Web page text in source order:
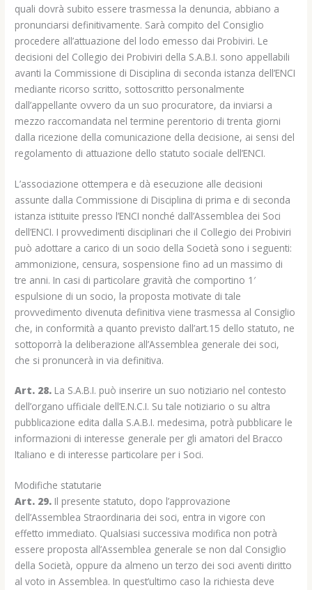
quali dovrà subito essere trasmessa la denuncia, abbiano a
pronunciarsi definitivamente. Sarà compito del Consiglio
procedere all’attuazione del lodo emesso dai Probiviri. Le
decisioni del Collegio dei Probiviri della S.A.B.I. sono appellabili
avanti la Commissione di Disciplina di seconda istanza dell’ENCI
mediante ricorso scritto, sottoscritto personalmente
dall’appellante ovvero da un suo procuratore, da inviarsi a
mezzo raccomandata nel termine perentorio di trenta giorni
dalla ricezione della comunicazione della decisione, ai sensi del
regolamento di attuazione dello statuto sociale dell’ENCI.
L’associazione ottempera e dà esecuzione alle decisioni
assunte dalla Commissione di Disciplina di prima e di seconda
istanza istituite presso l’ENCI nonché dall’Assemblea dei Soci
dell’ENCI. I provvedimenti disciplinari che il Collegio dei Probiviri
può adottare a carico di un socio della Società sono i seguenti:
ammonizione, censura, sospensione fino ad un massimo di
tre anni. In casi di particolare gravità che comportino 1′
espulsione di un socio, la proposta motivate di tale
provvedimento divenuta definitiva viene trasmessa al Consiglio
che, in conformità a quanto previsto dall’art.15 dello statuto, ne
sottoporrà la deliberazione all’Assemblea generale dei soci,
che si pronuncerà in via definitiva.
Art. 28. La S.A.B.I. può inserire un suo notiziario nel contesto
dell’organo ufficiale dell’E.N.C.I. Su tale notiziario o su altra
pubblicazione edita dalla S.A.B.I. medesima, potrà pubblicare le
informazioni di interesse generale per gli amatori del Bracco
Italiano e di interesse particolare per i Soci.
Modifiche statutarie
Art. 29. Il presente statuto, dopo l’approvazione
dell’Assemblea Straordinaria dei soci, entra in vigore con
effetto immediato. Qualsiasi successiva modifica non potrà
essere proposta all’Assemblea generale se non dal Consiglio
della Società, oppure da almeno un terzo dei soci aventi diritto
al voto in Assemblea. In quest’ultimo caso la richiesta deve